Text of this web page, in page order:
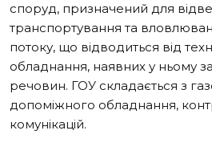
споруд, призначений для
транспортування та
потоку, що відводиться від
обладнання, наявних у ньому
речовин. ГОУ складається з
допоміжного обладнання,
комунікацій.